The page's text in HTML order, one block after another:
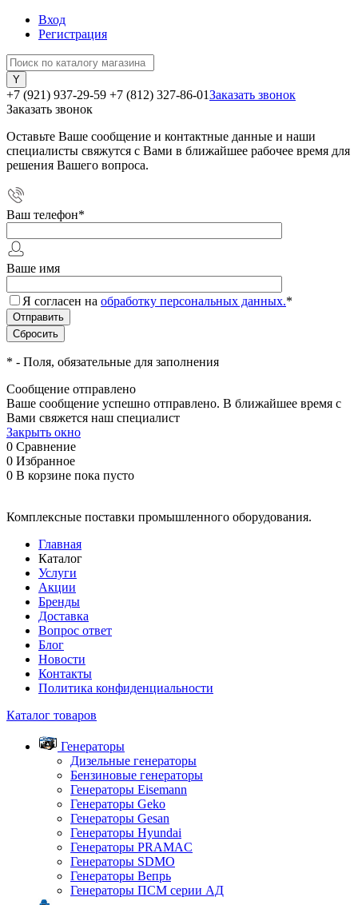
Вход
Регистрация
+7 (921) 937-29-59 +7 (812) 327-86-01Заказать звонок
Заказать звонок
Оставьте Ваше сообщение и контактные данные и наши
специалисты свяжутся с Вами в ближайшее рабочее время для
решения Вашего вопроса.
Ваш телефон*
Ваше имя
Я согласен на обработку персональных данных.*
* - Поля, обязательные для заполнения
Сообщение отправлено
Ваше сообщение успешно отправлено. В ближайшее время с
Вами свяжется наш специалист
Закрыть окно
0 Сравнение
0 Избранное
0 В корзине пока пусто
Комплексные поставки промышленного оборудования.
Главная
Каталог
Услуги
Акции
Бренды
Доставка
Вопрос ответ
Блог
Новости
Контакты
Политика конфиденциальности
Каталог товаров
Генераторы
Дизельные генераторы
Бензиновые генераторы
Генераторы Eisemann
Генераторы Geko
Генераторы Gesan
Генераторы Hyundai
Генераторы PRAMAC
Генераторы SDMO
Генераторы Вепрь
Генераторы ПСМ серии АД